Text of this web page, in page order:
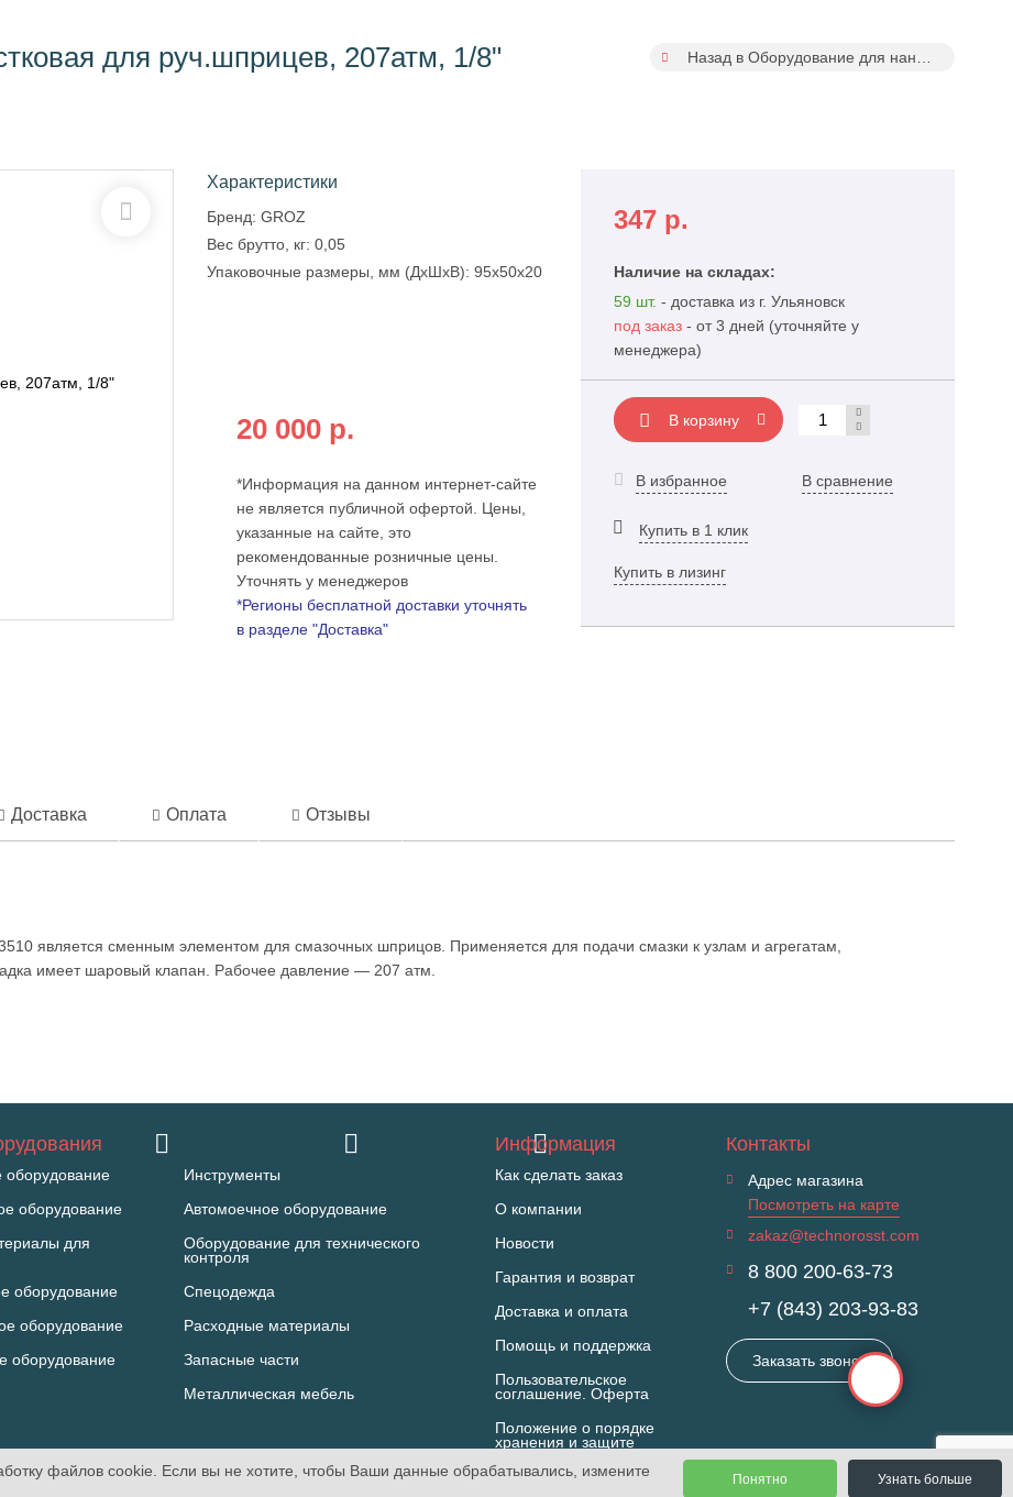
файлов cookie. Если вы не хотите, чтобы Ваши данные обрабатывались, измените
Понятно Узнать больше
для руч.шприцев, 207атм, 1/8"
Назад в Оборудование для нанесения герметиков и клеев
Характеристики
Бренд: GROZ
Вес брутто, кг: 0,05
Упаковочные размеры, мм (ДхШхВ): 95x50x20
20 000 р.
*Информация на данном интернет-сайте
не является публичной офертой. Цены,
указанные на сайте, это
рекомендованные розничные цены.
Уточнять у менеджеров
*Регионы бесплатной доставки уточнять
в разделе "Доставка"
347 р.
Наличие на складах:
59 шт. - доставка из г. Ульяновск
под заказ - от 3 дней (уточняйте у
менеджера)
В корзину
В избранное В сравнение
Купить в 1 клик
Купить в лизинг
Доставка Оплата Отзывы
является сменным элементом для смазочных шприцов. Применяется для подачи смазки к узлам и агрегатам,
имеет шаровый клапан. Рабочее давление — 207 атм.
оборудование
оборудование
для
оборудование
оборудование
оборудование
Инструменты
Автомоечное оборудование
Оборудование для технического
контроля
Спецодежда
Расходные материалы
Запасные части
Металлическая мебель
Информация
Как сделать заказ
О компании
Новости
Гарантия и возврат
Доставка и оплата
Помощь и поддержка
Пользовательское
соглашение. Оферта
Положение о порядке
хранения и защите
Контакты
Адрес магазина
Посмотреть на карте
zakaz@technorosst.com
8 800 200-63-73
+7 (843) 203-93-83
Заказать звонок
technorosst.com. Все права защищены.